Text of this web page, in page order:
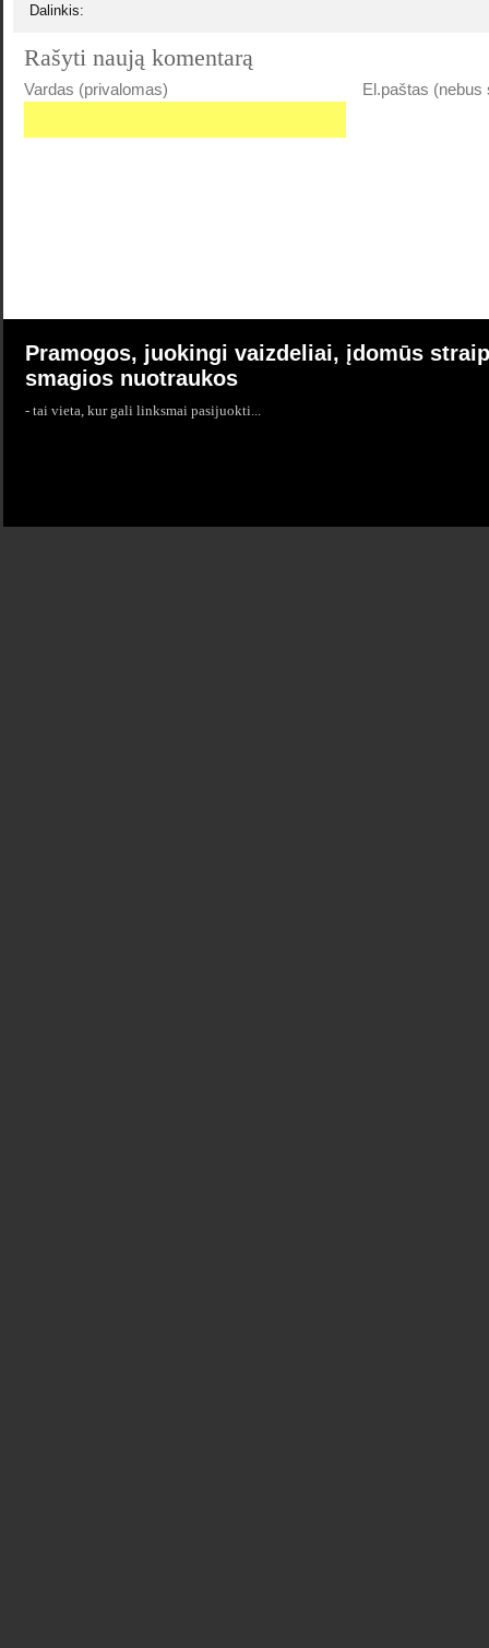
Dalinkis:
Rašyti naują komentarą
Vardas (privalomas) El.paštas
Pramogos, juokingi vaizdeliai, įdomūs
smagios nuotraukos
- tai vieta, kur gali linksmai pasijuokti...